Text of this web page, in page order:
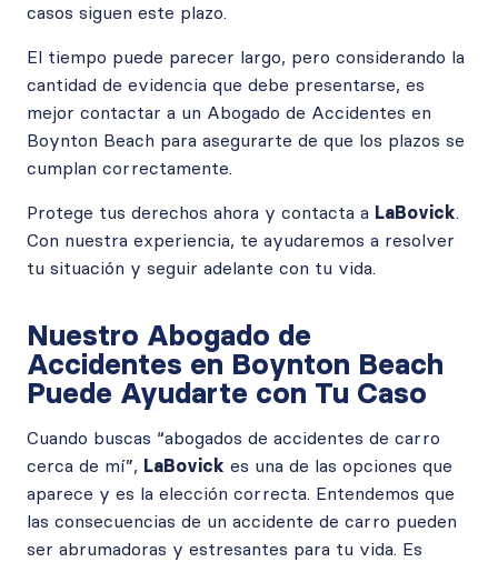
casos siguen este plazo.
El tiempo puede parecer largo, pero considerando la
cantidad de evidencia que debe presentarse, es
mejor contactar a un Abogado de Accidentes en
Boynton Beach para asegurarte de que los plazos se
cumplan correctamente.
Protege tus derechos ahora y contacta a LaBovick.
Con nuestra experiencia, te ayudaremos a resolver
tu situación y seguir adelante con tu vida.
Nuestro Abogado de
Accidentes en Boynton Beach
Puede Ayudarte con Tu Caso
Cuando buscas “abogados de accidentes de carro
cerca de mí”, LaBovick es una de las opciones que
aparece y es la elección correcta. Entendemos que
las consecuencias de un accidente de carro pueden
ser abrumadoras y estresantes para tu vida. Es